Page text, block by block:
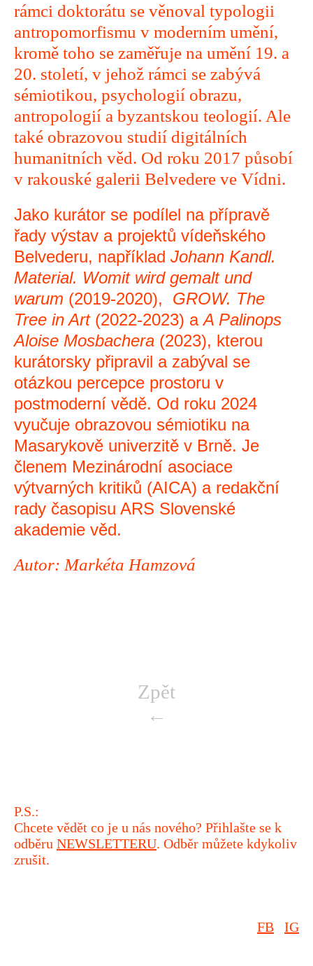
rámci doktorátu se věnoval typologii
antropomorfismu v moderním umění,
kromě toho se zaměřuje na umění 19. a
20. století, v jehož rámci se zabývá
sémiotikou, psychologií obrazu,
antropologií a byzantskou teologií. Ale
také obrazovou studií digitálních
humanitních věd. Od roku 2017 působí
v rakouské galerii Belvedere ve Vídni.
Jako kurátor se podílel na přípravě
řady výstav a projektů vídeňského
Belvederu, například Johann Kandl.
Material. Womit wird gemalt und
warum (2019-2020), GROW. The
Tree in Art (2022-2023) aA Palinops
Aloise Mosbachera (2023), kterou
kurátorsky připravil a zabýval se
otázkou percepce prostoru v
postmoderní vědě. Od roku 2024
vyučuje obrazovou sémiotiku na
Masarykově univerzitě v Brně. Je
členem Mezinárodní asociace
výtvarných kritiků (AICA) a redakční
rady časopisu ARS Slovenské
akademie věd.
Autor: Markéta Hamzová
Zpět
←
P.S.:
Chcete vědět co je u nás nového? Přihlašte se k
odběru NEWSLETTERU. Odběr můžete kdykoliv
zrušit.
FB IG